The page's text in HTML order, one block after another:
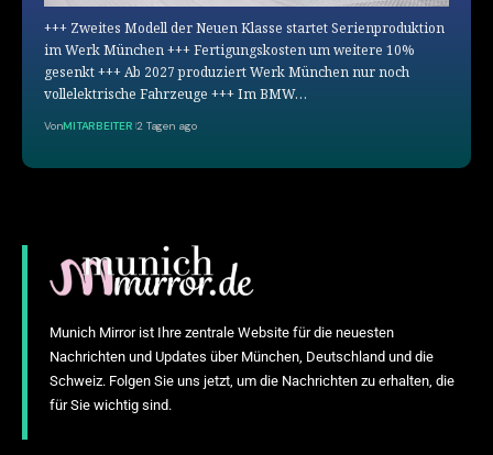
+++ Zweites Modell der Neuen Klasse startet Serienproduktion
im Werk München +++ Fertigungskosten um weitere 10%
gesenkt +++ Ab 2027 produziert Werk München nur noch
vollelektrische Fahrzeuge +++ Im BMW…
VonMITARBEITER 2 Tagen ago
Munich Mirror ist Ihre zentrale Website für die neuesten
Nachrichten und Updates über München, Deutschland und die
Schweiz. Folgen Sie uns jetzt, um die Nachrichten zu erhalten, die
für Sie wichtig sind.